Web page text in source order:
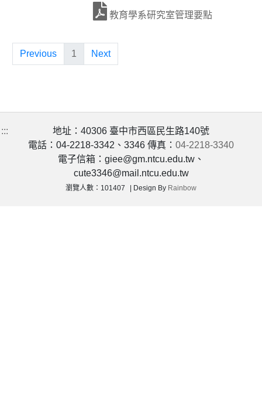
教育學系研究室管理要點
Previous 1 Next
:::
地址：40306 臺中市西區民生路140號
電話：04-2218-3342、3346 傳真： 04-2218-3340
電子信箱：giee@gm.ntcu.edu.tw、
cute3346@mail.ntcu.edu.tw
瀏覽人數：101407 Design By Rainbow